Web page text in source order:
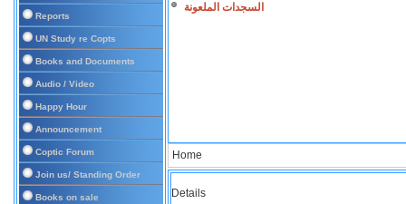
Reports
UN Study re Copts
Books and Documents
Audio / Video
Happy Hour
Announcement
Coptic Forum
Join us/ Standing Order
Books on sale
السجدات الملعونة
Home
Details